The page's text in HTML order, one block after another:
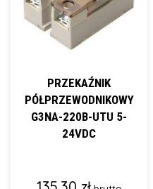
PRZEKAŹNIK
PÓŁPRZEWODNIKOWY
G3NA-220B-UTU 5-
24VDC